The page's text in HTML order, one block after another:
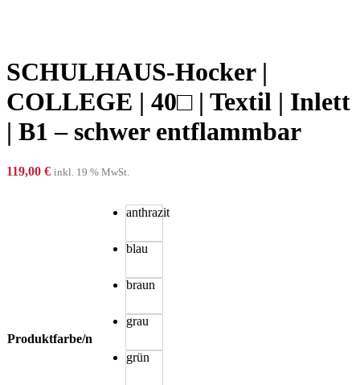
SCHULHAUS-Hocker |
COLLEGE | 40□ | Textil | Inlett
| B1 – schwer entflammbar
119,00 € inkl. 19 % MwSt.
Produktfarbe/n
anthrazit
blau
braun
grau
grün